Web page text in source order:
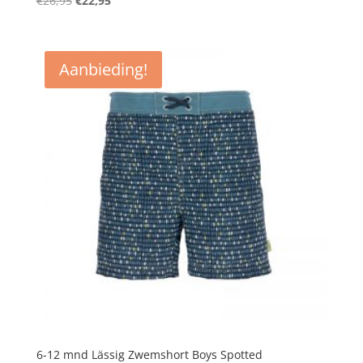
€26,95.€22,95.
Aanbieding!
6-12 mnd Lässig Zwemshort Boys Spotted